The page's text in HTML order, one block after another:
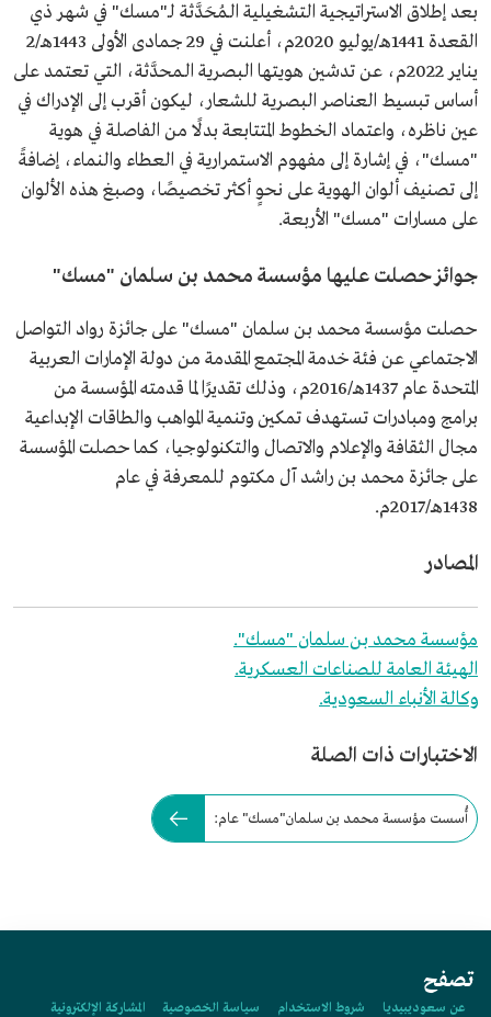
بعد إطلاق الاستراتيجية التشغيلية الـمُحَدَّثة لـ"مسك" في شهر ذي
القعدة 1441هـ/يوليو 2020م، أعلنت في 29 جمادى الأولى 1443هـ/2
يناير 2022م، عن تدشين هويتها البصرية الـمحدَّثة، التي تعتمد على
أساس تبسيط العناصر البصرية للشعار، ليكون أقرب إلى الإدراك في
عين ناظره، واعتماد الخطوط المتتابعة بدلًا من الفاصلة في هوية
"مسك"، في إشارة إلى مفهوم الاستمرارية في العطاء والنماء، إضافةً
إلى تصنيف ألوان الهوية على نحوٍ أكثر تخصيصًا، وصبغ هذه الألوان
على مسارات "مسك" الأربعة.
جوائز حصلت عليها مؤسسة محمد بن سلمان "مسك"
حصلت مؤسسة محمد بن سلمان "مسك" على جائزة رواد التواصل
الاجتماعي عن فئة خدمة المجتمع المقدمة من دولة الإمارات العربية
المتحدة عام 1437هـ/2016م، وذلك تقديرًا لما قدمته المؤسسة من
برامج ومبادرات تستهدف تمكين وتنمية المواهب والطاقات الإبداعية
مجال الثقافة والإعلام والاتصال والتكنولوجيا، كما حصلت المؤسسة
على جائزة محمد بن راشد آل مكتوم للمعرفة في عام
1438هـ/2017م.
المصادر
مؤسسة محمد بن سلمان "مسك".
الهيئة العامة للصناعات العسكرية.
وكالة الأنباء السعودية.
الاختبارات ذات الصلة
أُسست مؤسسة محمد بن سلمان"مسك" عام:
تصفح
عن سعوديبيديا شروط الاستخدام سياسة الخصوصية المشاركة الإلكترونية